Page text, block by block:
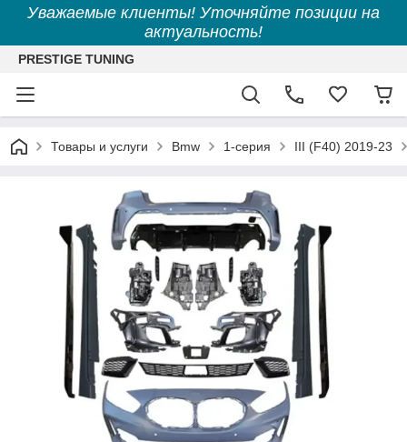
Уважаемые клиенты! Уточняйте позиции на
актуальность!
PRESTIGE TUNING
Товары и услуги Bmw 1-серия III (F40) 2019-23